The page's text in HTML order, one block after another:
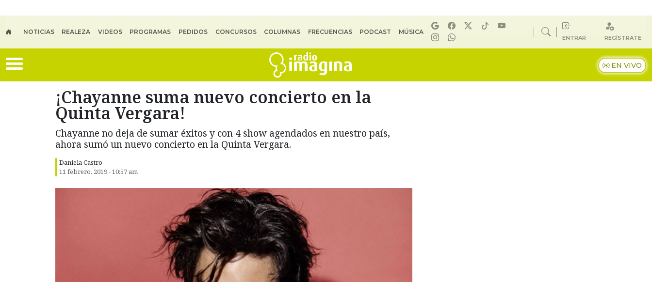
NOTICIAS REALEZA VIDEOS PROGRAMAS PEDIDOS CONCURSOS COLUMNAS FRECUENCIAS PODCAST MÚSICA
ENTRAR REGÍSTRATE
EN VIVO
¡Chayanne suma nuevo concierto en la
Quinta Vergara!
Chayanne no deja de sumar éxitos y con 4 show agendados en nuestro país,
ahora sumó un nuevo concierto en la Quinta Vergara.
Daniela Castro
11 febrero, 2019 - 10:57 am